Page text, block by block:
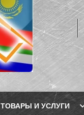
ТОВАРЫ И УСЛУГИ